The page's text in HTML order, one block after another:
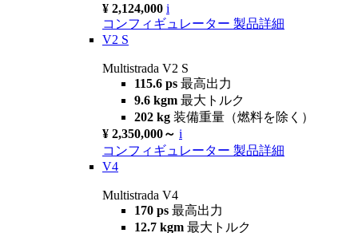
¥ 2,124,000 i
コンフィギュレーター 製品詳細
V2 S
Multistrada V2 S
115.6 ps 最高出力
9.6 kgm 最大トルク
202 kg 装備重量（燃料を除く）
¥ 2,350,000～ i
コンフィギュレーター 製品詳細
V4
Multistrada V4
170 ps 最高出力
12.7 kgm 最大トルク